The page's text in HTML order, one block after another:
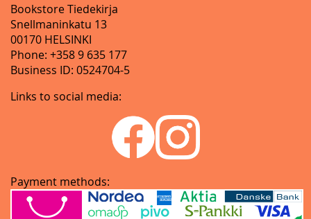
Bookstore Tiedekirja
Snellmaninkatu 13
00170 HELSINKI
Phone: +358 9 635 177
Business ID: 0524704-5
Links to social media:
Payment methods: